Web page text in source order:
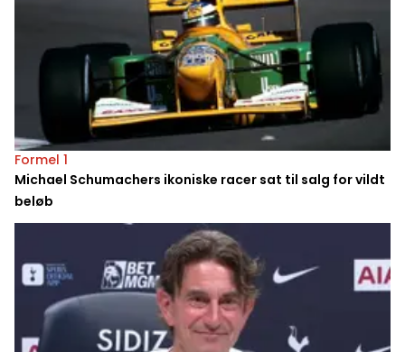
Formel 1
Michael Schumachers ikoniske racer sat til salg for vildt
beløb